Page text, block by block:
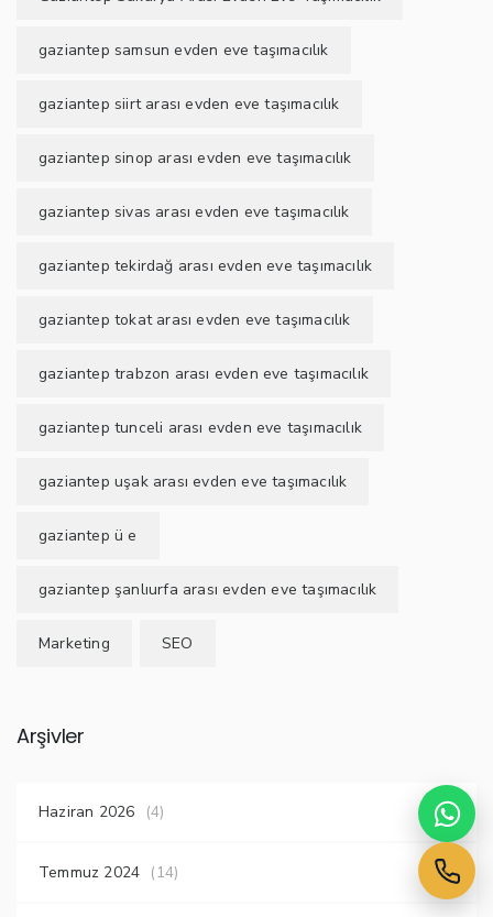
gaziantep samsun evden eve taşımacılık
gaziantep siirt arası evden eve taşımacılık
gaziantep sinop arası evden eve taşımacılık
gaziantep sivas arası evden eve taşımacılık
gaziantep tekirdağ arası evden eve taşımacılık
gaziantep tokat arası evden eve taşımacılık
gaziantep trabzon arası evden eve taşımacılık
gaziantep tunceli arası evden eve taşımacılık
gaziantep uşak arası evden eve taşımacılık
gaziantep ü e
gaziantep şanlıurfa arası evden eve taşımacılık
Marketing SEO
Arşivler
Haziran 2026 (4)
Temmuz 2024 (14)